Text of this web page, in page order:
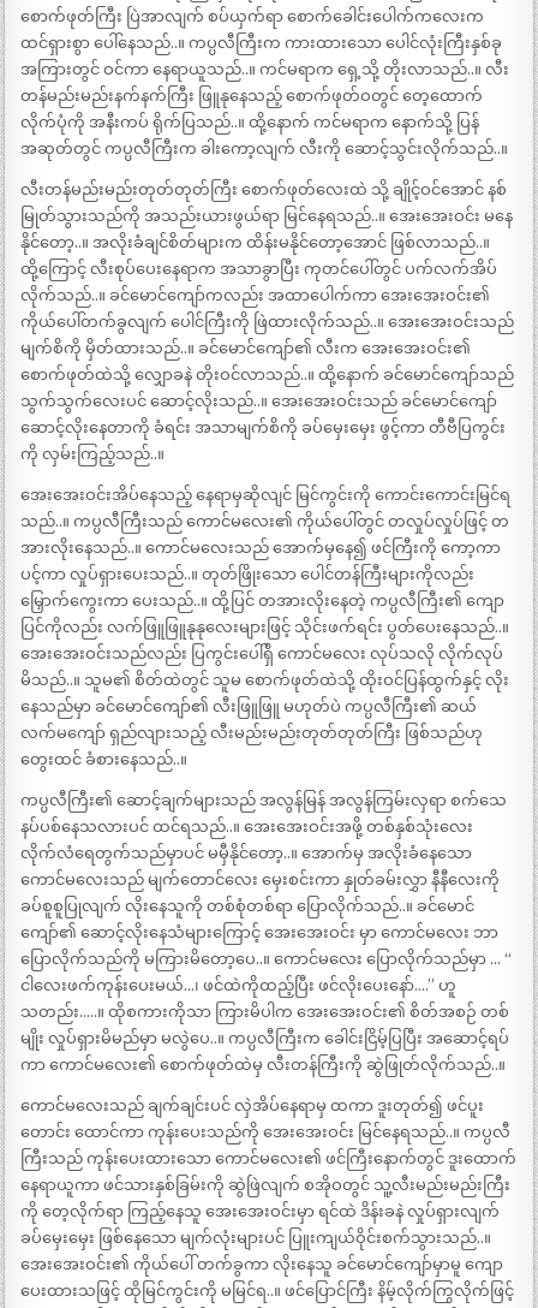
စောက်ဖုတ်ကြီး ပြဲအာလျက် စပ်ယှက်ရာ စောက်ခေါင်းပေါက်ကလေးက
ထင်ရှားစွာ ပေါ်နေသည်..။ ကပ္ပလီကြီးက ကားထားသော ပေါင်လုံးကြီးနှစ်ခု
အကြားတွင် ဝင်ကာ နေရာယူသည်..။ ကင်မရာက ရှေ့သို့ တိုးလာသည်..။ လီး
တန်မည်းမည်းနက်နက်ကြီး ဖြူနုနေသည့် စောက်ဖုတ်ဝတွင် တေ့ထောက်
လိုက်ပုံကို အနီးကပ် ရိုက်ပြသည်..။ ထို့နောက် ကင်မရာက နောက်သို့ ပြန်
အဆုတ်တွင် ကပ္ပလီကြီးက ခါးကော့လျက် လီးကို ဆောင့်သွင်းလိုက်သည်..။
လီးတန်မည်းမည်းတုတ်တုတ်ကြီး စောက်ဖုတ်လေးထဲ သို့ ချိုင့်ဝင်အောင် နစ်
မြုတ်သွားသည်ကို အသည်းယားဖွယ်ရာ မြင်နေရသည်..။ အေးအေးဝင်း မနေ
နိုင်တော့..။ အလိုးခံချင်စိတ်များက ထိန်းမနိုင်တော့အောင် ဖြစ်လာသည်..။
ထို့ကြောင့် လီးစုပ်ပေးနေရာက အသာခွာပြီး ကုတင်ပေါ်တွင် ပက်လက်အိပ်
လိုက်သည်..။ ခင်မောင်ကျော်ကလည်း အထာပေါက်ကာ အေးအေးဝင်း၏
ကိုယ်ပေါ်တက်ခွလျက် ပေါင်ကြီးကို ဖြဲထားလိုက်သည်..။ အေးအေးဝင်းသည်
မျက်စိကို မှိတ်ထားသည်..။ ခင်မောင်ကျော်၏ လီးက အေးအေးဝင်း၏
စောက်ဖုတ်ထဲသို့ လျှောခနဲ တိုးဝင်လာသည်..။ ထို့နောက် ခင်မောင်ကျော်သည်
သွက်သွက်လေးပင် ဆောင့်လိုးသည်..။ အေးအေးဝင်းသည် ခင်မောင်ကျော်
ဆောင့်လိုးနေတာကို ခံရင်း အသာမျက်စိကို ခပ်မှေးမှေး ဖွင့်ကာ တီဗီပြကွင်း
ကို လှမ်းကြည့်သည်..။
အေးအေးဝင်းအိပ်နေသည့် နေရာမှဆိုလျင် မြင်ကွင်းကို ကောင်းကောင်းမြင်ရ
သည်..။ ကပ္ပလီကြီးသည် ကောင်မလေး၏ ကိုယ်ပေါ်တွင် တလှုပ်လှုပ်ဖြင့် တ
အားလိုးနေသည်..။ ကောင်မလေးသည် အောက်မှနေ၍ ဖင်ကြီးကို ကော့ကာ
ပင့်ကာ လှုပ်ရှားပေးသည်..။ တုတ်ဖြိုးသော ပေါင်တန်ကြီးများကိုလည်း
မြှောက်ကွေးကာ ပေးသည်..။ ထို့ပြင် တအားလိုးနေတဲ့ ကပ္ပလီကြီး၏ ကျော
ပြင်ကိုလည်း လက်ဖြူဖြူနုနုလေးများဖြင့် သိုင်းဖက်ရင်း ပွတ်ပေးနေသည်..။
အေးအေးဝင်းသည်လည်း ပြကွင်းပေါ်ရှိ ကောင်မလေး လုပ်သလို လိုက်လုပ်
မိသည်..။ သူမ၏ စိတ်ထဲတွင် သူမ စောက်ဖုတ်ထဲသို့ ထိုးဝင်ပြန်ထွက်နှင့် လိုး
နေသည်မှာ ခင်မောင်ကျော်၏ လီးဖြူဖြူ မဟုတ်ပဲ ကပ္ပလီကြီး၏ ဆယ်
လက်မကျော် ရှည်လျားသည့် လီးမည်းမည်းတုတ်တုတ်ကြီး ဖြစ်သည်ဟု
တွေးထင် ခံစားနေသည်..။
ကပ္ပလီကြီး၏ ဆောင့်ချက်များသည် အလွန်မြန် အလွန်ကြမ်းလှရာ စက်သေ
နပ်ပစ်နေသလားပင် ထင်ရသည်..။ အေးအေးဝင်းအဖို့ တစ်နှစ်သုံးလေး
လိုက်လံရေတွက်သည်မှာပင် မမှီနိုင်တော့..။ အောက်မှ အလိုးခံနေသော
ကောင်မလေးသည် မျက်တောင်လေး မှေးစင်းကာ နှုတ်ခမ်းလွှာ နီနီလေးကို
ခပ်စူစူပြုလျက် လိုးနေသူကို တစ်စုံတစ်ရာ ပြောလိုက်သည်..။ ခင်မောင်
ကျော်၏ ဆောင့်လိုးနေသံများကြောင့် အေးအေးဝင်း မှာ ကောင်မလေး ဘာ
ပြောလိုက်သည်ကို မကြားမိတော့ပေ..။ ကောင်မလေး ပြောလိုက်သည်မှာ … “
ငါလေးဖက်ကုန်းပေးမယ်…၊ ဖင်ထဲကိုထည့်ပြီး ဖင်လိုးပေးနော်….” ဟူ
သတည်း…..။ ထိုစကားကိုသာ ကြားမိပါက အေးအေးဝင်း၏ စိတ်အစဉ် တစ်
မျိုး လှုပ်ရှားမိမည်မှာ မလွဲပေ..။ ကပ္ပလီကြီးက ခေါင်းငြိမ့်ပြပြီး အဆောင့်ရပ်
ကာ ကောင်မလေး၏ စောက်ဖုတ်ထဲမှ လီးတန်ကြီးကို ဆွဲဖြုတ်လိုက်သည်..။
ကောင်မလေးသည် ချက်ချင်းပင် လှဲအိပ်နေရာမှ ထကာ ဒူးတုတ်၍ ဖင်ပူး
တောင်း ထောင်ကာ ကုန်းပေးသည်ကို အေးအေးဝင်း မြင်နေရသည်..။ ကပ္ပလီ
ကြီးသည် ကုန်းပေးထားသော ကောင်မလေး၏ ဖင်ကြီးနောက်တွင် ဒူးထောက်
နေရာယူကာ ဖင်သားနှစ်ခြမ်းကို ဆွဲဖြဲလျက် စအိုဝတွင် သူ့လီးမည်းမည်းကြီး
ကို တေ့လိုက်ရာ ကြည့်နေသူ အေးအေးဝင်းမှာ ရင်ထဲ ဒိန်းခနဲ လှုပ်ရှားလျက်
ခပ်မှေးမှေး ဖြစ်နေသော မျက်လုံးများပင် ပြူးကျယ်ဝိုင်းစက်သွားသည်..။
အေးအေးဝင်း၏ ကိုယ်ပေါ် တက်ခွကာ လိုးနေသူ ခင်မောင်ကျော်မှာမူ ကျော
ပေးထားသဖြင့် ထိုမြင်ကွင်းကို မမြင်ရ..။ ဖင်ပြောင်ကြီး နိမ့်လိုက်ကြွလိုက်ဖြင့်